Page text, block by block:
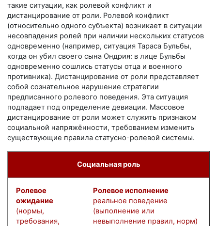
такие ситуации, как ролевой конфликт и
дистанцирование от роли. Ролевой конфликт
(относительно одного субъекта) возникает в ситуации
несовпадения ролей при наличии нескольких статусов
одновременно (например, ситуация Тараса Бульбы,
когда он убил своего сына Ондрия: в лице Бульбы
одновременно сошлись статусы отца и военного
противника). Дистанцирование от роли представляет
собой сознательное нарушение стратегии
предписанного ролевого поведения. Эта ситуация
подпадает под определение девиации. Массовое
дистанцирование от роли может служить признаком
социальной напряжённости, требованием изменить
существующие правила статусно-ролевой системы.
Социальная роль
Ролевое
ожидание
(нормы,
требования,
Ролевое исполнение
реальное поведение
(выполнение или
невыполнение правил, норм)